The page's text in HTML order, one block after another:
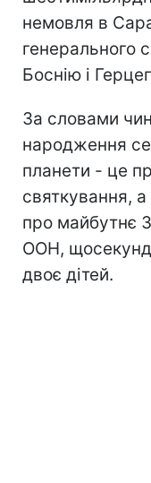
немовля в
генерального
Боснію і
За словами
народження
планети - це
святкування,
про майбутнє
ООН,
двоє дітей.